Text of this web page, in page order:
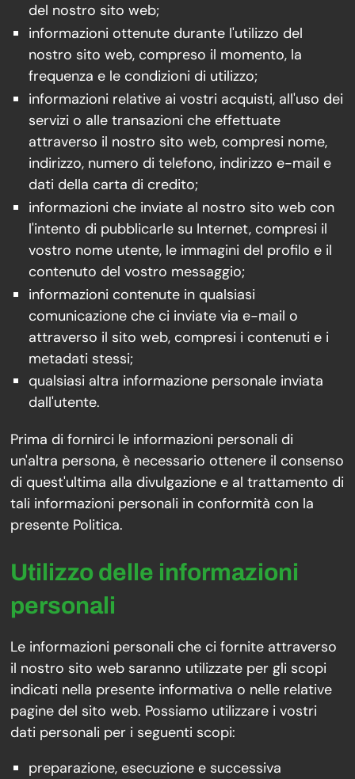
del nostro sito web;
informazioni ottenute durante l'utilizzo del
nostro sito web, compreso il momento, la
frequenza e le condizioni di utilizzo;
informazioni relative ai vostri acquisti, all'uso dei
servizi o alle transazioni che effettuate
attraverso il nostro sito web, compresi nome,
indirizzo, numero di telefono, indirizzo e-mail e
dati della carta di credito;
informazioni che inviate al nostro sito web con
l'intento di pubblicarle su Internet, compresi il
vostro nome utente, le immagini del profilo e il
contenuto del vostro messaggio;
informazioni contenute in qualsiasi
comunicazione che ci inviate via e-mail o
attraverso il sito web, compresi i contenuti e i
metadati stessi;
qualsiasi altra informazione personale inviata
dall'utente.
Prima di fornirci le informazioni personali di
un'altra persona, è necessario ottenere il consenso
di quest'ultima alla divulgazione e al trattamento di
tali informazioni personali in conformità con la
presente Politica.
Utilizzo delle informazioni
personali
Le informazioni personali che ci fornite attraverso
il nostro sito web saranno utilizzate per gli scopi
indicati nella presente informativa o nelle relative
pagine del sito web. Possiamo utilizzare i vostri
dati personali per i seguenti scopi:
preparazione, esecuzione e successiva